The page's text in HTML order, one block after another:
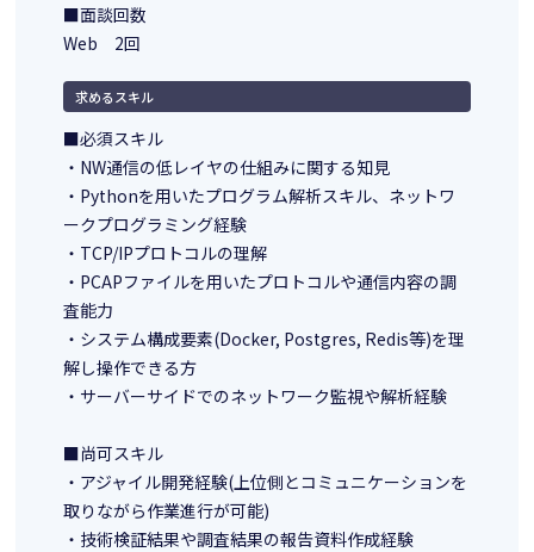
■面談回数
Web 2回
求めるスキル
■必須スキル
・NW通信の低レイヤの仕組みに関する知見
・Pythonを用いたプログラム解析スキル、ネットワ
ークプログラミング経験
・TCP/IPプロトコルの理解
・PCAPファイルを用いたプロトコルや通信内容の調
査能力
・システム構成要素(Docker, Postgres, Redis等)を理
解し操作できる方
・サーバーサイドでのネットワーク監視や解析経験
■尚可スキル
・アジャイル開発経験(上位側とコミュニケーションを
取りながら作業進行が可能)
・技術検証結果や調査結果の報告資料作成経験